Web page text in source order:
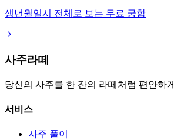
생년월일시 전체로 보는 무료 궁합
사주라떼
당신의 사주를 한 잔의 라떼처럼 편안하게
서비스
사주 풀이